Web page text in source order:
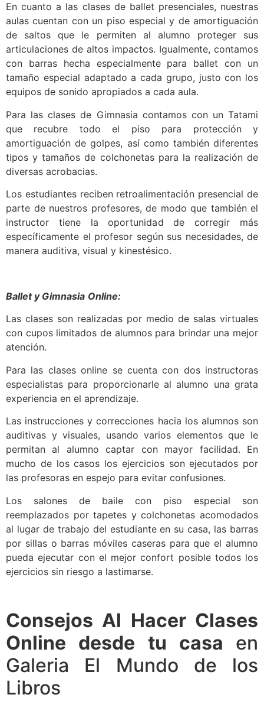
En cuanto a las clases de ballet presenciales, nuestras
aulas cuentan con un piso especial y de amortiguación
de saltos que le permiten al alumno proteger sus
articulaciones de altos impactos. Igualmente, contamos
con barras hecha especialmente para ballet con un
tamaño especial adaptado a cada grupo, justo con los
equipos de sonido apropiados a cada aula.
Para las clases de Gimnasia contamos con un Tatami
que recubre todo el piso para protección y
amortiguación de golpes, así como también diferentes
tipos y tamaños de colchonetas para la realización de
diversas acrobacias.
Los estudiantes reciben retroalimentación presencial de
parte de nuestros profesores, de modo que también el
instructor tiene la oportunidad de corregir más
específicamente el profesor según sus necesidades, de
manera auditiva, visual y kinestésico.
Ballet y Gimnasia Online:
Las clases son realizadas por medio de salas virtuales
con cupos limitados de alumnos para brindar una mejor
atención.
Para las clases online se cuenta con dos instructoras
especialistas para proporcionarle al alumno una grata
experiencia en el aprendizaje.
Las instrucciones y correcciones hacia los alumnos son
auditivas y visuales, usando varios elementos que le
permitan al alumno captar con mayor facilidad. En
mucho de los casos los ejercicios son ejecutados por
las profesoras en espejo para evitar confusiones.
Los salones de baile con piso especial son
reemplazados por tapetes y colchonetas acomodados
al lugar de trabajo del estudiante en su casa, las barras
por sillas o barras móviles caseras para que el alumno
pueda ejecutar con el mejor confort posible todos los
ejercicios sin riesgo a lastimarse.
Consejos Al Hacer Clases
Online desde tu casa en
Galeria El Mundo de los
Libros